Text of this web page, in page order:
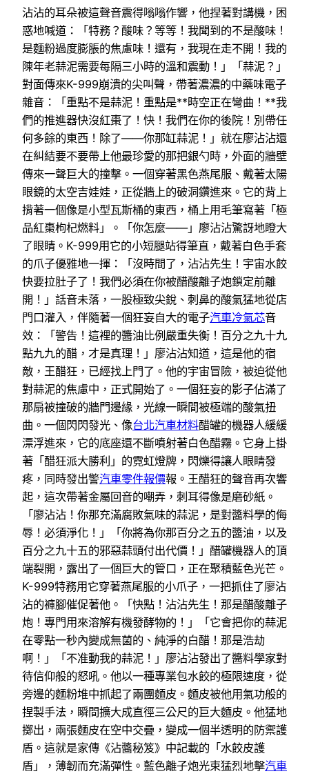
沾沾的耳朵被這聲音震得嗡嗡作響，他捏著對講機，困
惑地喊道：「特務？酸味？等等！我聞到的不是酸味！
是麵粉過度膨脹的焦慮味！還有，我現在走不開！我的
陳年老蒜泥需要每隔三小時的溫和震動！」「蒜泥？」
對面傳來K-999崩潰的尖叫聲，帶著濃濃的中藥味電子
雜音：「重點不是蒜泥！重點是**時空正在彎曲！**我
們的推進器快沒紅棗了！快！我們在你的後院！別帶任
何多餘的東西！除了——你那缸蒜泥！」就在廖沾沾還
在糾結要不要帶上他最珍愛的那把銀勺時，外面的牆壁
傳來一聲巨大的撞擊。一個穿著黑色燕尾服、戴著太陽
眼鏡的太空吉娃娃，正從牆上的破洞鑽進來。它的背上
揹著一個像是小型瓦斯桶的東西，桶上用毛筆寫著「極
品紅棗枸杞燃料」。「你怎麼——」廖沾沾驚訝地瞪大
了眼睛。K-999用它的小短腿站得筆直，戴著白色手套
的爪子優雅地一揮：「沒時間了，沾沾先生！宇宙水餃
快要拉肚子了！我們必須在你被醋酸離子炮鎖定前離
開！」話音未落，一股極致尖銳、刺鼻的酸氣猛地從店
門口灌入，伴隨著一個狂妄自大的電子汽車冷氣芯音
效：「警告！這裡的醬油比例嚴重失衡！百分之九十九
點九九的醋，才是真理！」廖沾沾知道，這是他的宿
敵，王醋狂，已經找上門了。他的宇宙冒險，被迫從他
對蒜泥的焦慮中，正式開始了。一個狂妄的影子佔滿了
那扇被撞破的牆門邊緣，光線一瞬間被極端的酸氣扭
曲。一個閃閃發光、像台北汽車材料醋罐的機器人緩緩
漂浮進來，它的底座還不斷噴射著白色醋霧。它身上掛
著「醋狂派大勝利」的霓虹燈牌，閃爍得讓人眼睛發
疼，同時發出警汽車零件報價報。王醋狂的聲音再次響
起，這次帶著金屬回音的嘲弄，刺耳得像是磨砂紙。
「廖沾沾！你那充滿腐敗氣味的蒜泥，是對醬料學的侮
辱！必須淨化！」「你將為你那百分之五的醬油，以及
百分之九十五的邪惡蒜頭付出代價！」醋罐機器人的頂
端裂開，露出了一個巨大的管口，正在聚積藍色光芒。
K-999特務用它穿著燕尾服的小爪子，一把抓住了廖沾
沾的褲腳催促著他。「快點！沾沾先生！那是醋酸離子
炮！專門用來溶解有機發酵物的！」「它會把你的蒜泥
在零點一秒內變成無菌的、純淨的白醋！那是浩劫
啊！」「不准動我的蒜泥！」廖沾沾發出了醬料學家對
待信仰般的怒吼。他以一種專業包水餃的極限速度，從
旁邊的麵粉堆中抓起了兩團麵皮。麵皮被他用氣功般的
捏製手法，瞬間擴大成直徑三公尺的巨大麵皮。他猛地
擲出，兩張麵皮在空中交疊，變成一個半透明的防禦護
盾。這就是家傳《沾醬秘笈》中記載的「水餃皮護
盾」，薄韌而充滿彈性。藍色離子炮光束猛烈地擊汽車